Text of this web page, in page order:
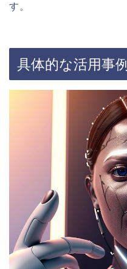
す。
具体的な活用事例